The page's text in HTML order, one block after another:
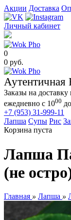
Акции Доставка
Личный кабинет
0
0 руб.
Аутентичная
Заказы на
ежедневно с 1000
+7 (953) 31-999-11
Лапша Супы Рис
Корзина пуста
Лапша
(не
Главная » Лапша »